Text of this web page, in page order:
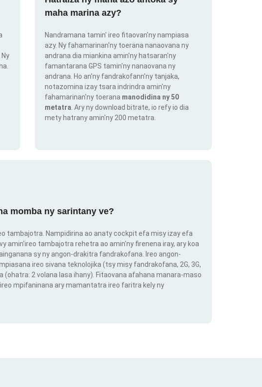
. Ny
maha marina azy?
Nandramana tamin' ireo fitaovan'ny nampiasa
azy. Ny fahamarinan'ny toerana nanaovana ny
andrana dia miankina amin'ny hatsaran'ny
famantarana GPS tamin'ny nanaovana ny
andrana. Ho an'ny fandrakofann'ny tanjaka,
notazomina izay tsara indrindra amin'ny
fahamarinan'ny toerana manodidina ny 50
metatra . Ary ny download bitrate, io refy io dia
mety hatrany amin'ny 200 metatra.
momba ny sarintany ve?
tambajotra. Nampidirina ao anaty cockpit efa misy izay efa
amin'ireo tambajotra rehetra ao amin'ny firenena iray, ary koa
sy ny angon-drakitra fandrakofana. Ireo angon-
ireo sivana teknolojika (tsy misy fandrakofana, 2G, 3G,
(ohatra: 2 volana lasa ihany). Fitaovana afahana manara-maso
mpifaninana ary mamantatra ireo faritra kely ny